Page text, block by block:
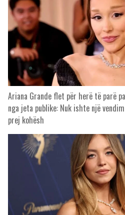
Ariana Grande flet për herë të parë
nga jeta publike: Nuk ishte një
prej kohësh